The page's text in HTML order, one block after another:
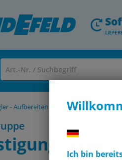
Ich bin
- Aufbereiten - Manometer -